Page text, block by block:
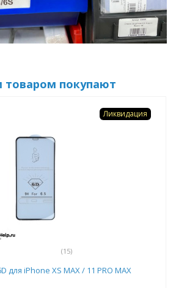
товаром покупают
(15)
Ликвидация
для iPhone XS MAX / 11 PRO MAX